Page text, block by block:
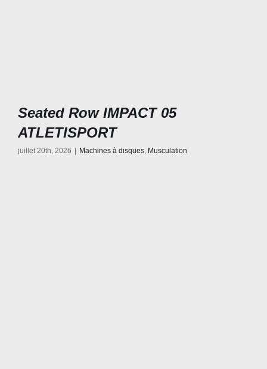
Seated Row IMPACT 05
ATLETISPORT
juillet 20th, 2026 Machines à disques, Musculation